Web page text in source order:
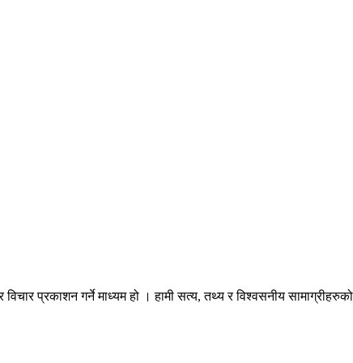
प्रकाशन गर्ने माध्यम हो । हामी सत्य, तथ्य र विश्वसनीय